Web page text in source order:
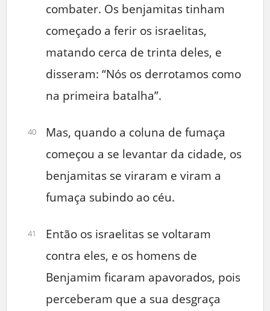
combater. Os benjamitas tinham
começado a ferir os israelitas,
matando cerca de trinta deles, e
disseram: “Nós os derrotamos como
na primeira batalha”.
40
Mas, quando a coluna de fumaça
começou a se levantar da cidade, os
benjamitas se viraram e viram a
fumaça subindo ao céu.
41
Então os israelitas se voltaram
contra eles, e os homens de
Benjamim ficaram apavorados, pois
perceberam que a sua desgraça